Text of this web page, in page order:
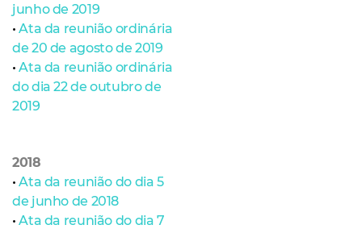
junho de 2019
• Ata da reunião ordinária
de 20 de agosto de 2019
• Ata da reunião ordinária
do dia 22 de outubro de
2019
2018
• Ata da reunião do dia 5
de junho de 2018
• Ata da reunião do dia 7